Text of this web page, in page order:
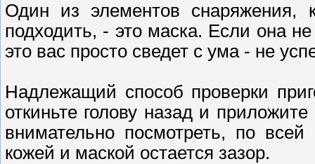
Один из элементов снаряжения,
подходить, - это маска. Если она
это вас просто сведет с ума - не
Надлежащий способ проверки
откиньте голову назад и
внимательно посмотреть, по
кожей и маской остается зазор.